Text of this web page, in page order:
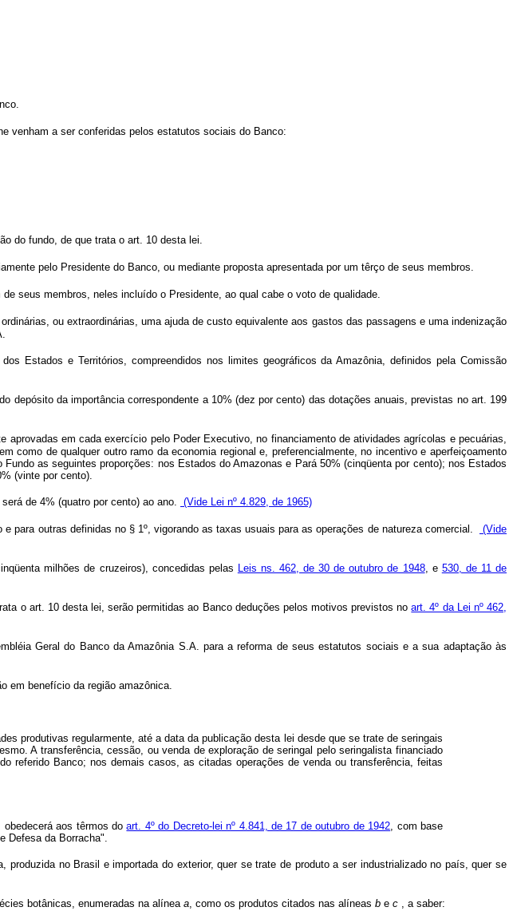
venham a ser conferidas pelos estatutos sociais do Banco:
do fundo, de que trata o art. 10 desta lei.
pelo Presidente do Banco, ou mediante proposta apresentada por um têrço de seus membros.
seus membros, neles incluído o Presidente, ao qual cabe o voto de qualidade.
ou extraordinárias, uma ajuda de custo equivalente aos gastos das passagens e uma indenização
Estados e Territórios, compreendidos nos limites geográficos da Amazônia, definidos pela Comissão
da importância correspondente a 10% (dez por cento) das dotações anuais, previstas no art. 199
em cada exercício pelo Poder Executivo, no financiamento de atividades agrícolas e pecuárias,
como de qualquer outro ramo da economia regional e, preferencialmente, no incentivo e aperfeiçoamento
as seguintes proporções: nos Estados do Amazonas e Pará 50% (cinqüenta por cento); nos Estados
(vinte por cento).
de 4% (quatro por cento) ao ano. (Vide Lei nº 4.829, de 1965)
para outras definidas no § 1º, vigorando as taxas usuais para as operações de natureza comercial.
(Vide
milhões de cruzeiros), concedidas pelas Leis ns. 462, de 30 de outubro de 1948, e 530, de 11 de
o art. 10 desta lei, serão permitidas ao Banco deduções pelos motivos previstos noart. 4º da Lei nº 462,
Geral do Banco da Amazônia S.A. para a reforma de seus estatutos sociais e a sua adaptação às
em benefício da região amazônica.
produtivas regularmente, até a data da publicação desta lei desde que se trate de seringais
A transferência, cessão, ou venda de exploração de seringal pelo seringalista financiado
referido Banco; nos demais casos, as citadas operações de venda ou transferência, feitas
obedecerá aos têrmos doart. 4º do Decreto-lei nº 4.841, de 17 de outubro de 1942, com base
Defesa da Borracha".
no Brasil e importada do exterior, quer se trate de produto a ser industrializado no país, quer se
botânicas, enumeradas na alínea a, como os produtos citados nas alíneas b e c , a saber: